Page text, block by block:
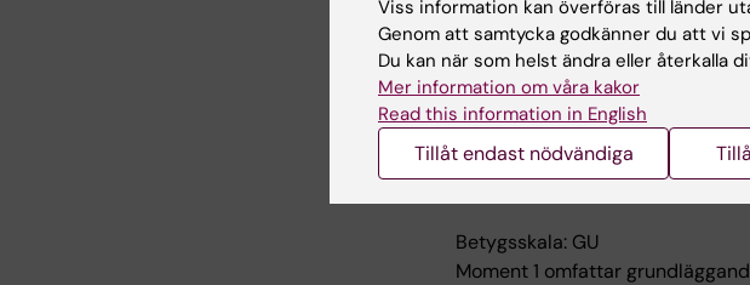
bestående av fördjupning
kunskapen.
metod,, 1.5 hp
Betygsskala: GU
Moment 1 omfattar
Viss information kan överföras till länder
Genom att samtycka godkänner du att vi
Du kan när som helst ändra eller återkalla
Mer information om våra kakor
Read this information in English
Tillåt endast nödvändiga